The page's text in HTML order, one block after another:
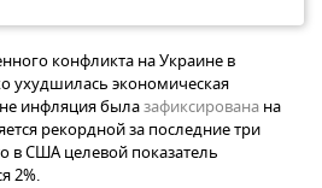
конфликта на Украине в
ухудшилась экономическая
инфляция былазафиксирована на
рекордной за последние три
в США целевой показатель
2%.